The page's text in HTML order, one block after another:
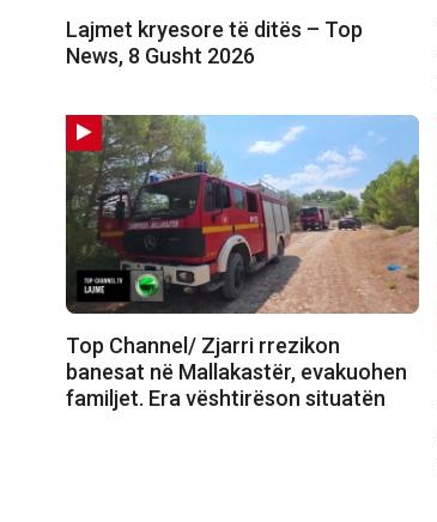
Lajmet kryesore të ditës – Top
News, 8 Gusht 2026
Top Channel/ Zjarri rrezikon
banesat në Mallakastër, evakuohen
familjet. Era vështirëson situatën